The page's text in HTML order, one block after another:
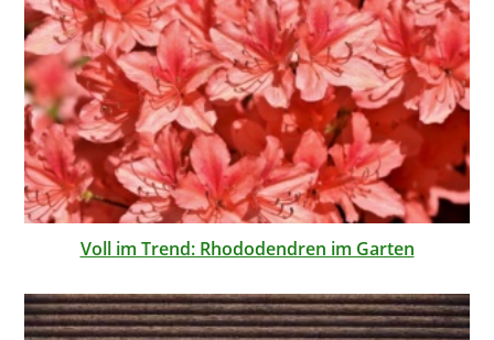
Voll im Trend: Rhododendren im Garten